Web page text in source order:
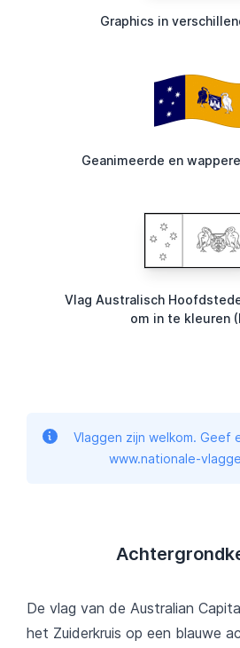
Graphics in
Geanimeerde en
Vlag Australisch
om in te kleuren
Vlaggen zijn welkom. Geef
www.nationale-
De vlag van de Australian
het Zuiderkruis op een blauwe